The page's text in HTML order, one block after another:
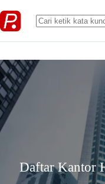
to
content
Daftar Kantor